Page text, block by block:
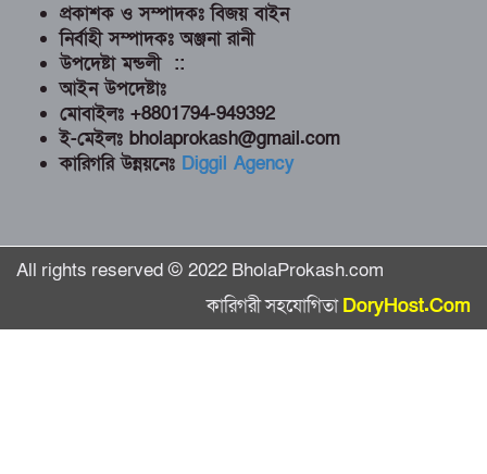
প্রকাশক ও সম্পাদকঃ বিজয় বাইন
নির্বাহী সম্পাদকঃ অঞ্জনা রানী
উপদেষ্টা মন্ডলী ::
আইন উপদেষ্টাঃ
মোবাইলঃ +8801794-949392
ই-মেইলঃ bholaprokash@gmail.com
কারিগরি উন্নয়নেঃ Diggil Agency
All rights reserved © 2022 BholaProkash.com
কারিগরী সহযোগিতাDoryHost.Com